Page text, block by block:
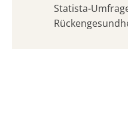
Statista-